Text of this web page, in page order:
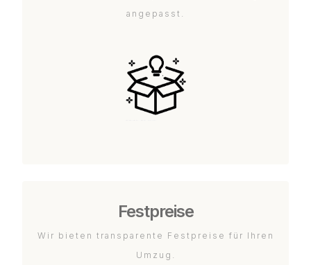
angepasst.
Festpreise
Wir bieten transparente Festpreise für Ihren
Umzug.